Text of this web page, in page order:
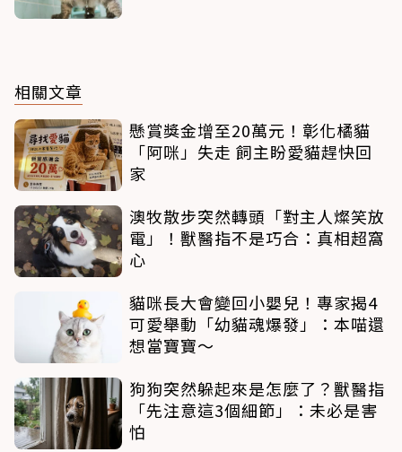
相關文章
懸賞獎金增至20萬元！彰化橘貓
「阿咪」失走 飼主盼愛貓趕快回
家
澳牧散步突然轉頭「對主人燦笑放
電」！獸醫指不是巧合：真相超窩
心
貓咪長大會變回小嬰兒！專家揭4
可愛舉動「幼貓魂爆發」：本喵還
想當寶寶～
狗狗突然躲起來是怎麼了？獸醫指
「先注意這3個細節」：未必是害
怕